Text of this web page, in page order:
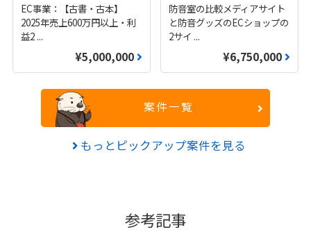
EC事業：【古書・古本】
2025年売上600万円以上・利
益2 ...
¥5,000,000
防音室の比較メディアサイト
と防音グッズのECショップの
2サイ ...
¥6,750,000
案件一覧
もっとピックアップ案件を見る
参考記事